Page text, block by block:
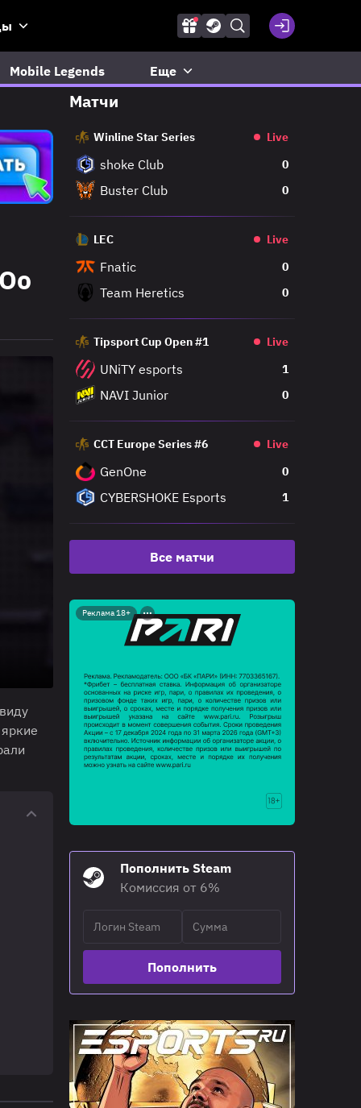
Mobile Legends Еще
Матчи
Winline Star Series Live
shoke Club 0
Buster Club 0
LEC Live
Fnatic 0
Team Heretics 0
Tipsport Cup Open #1 Live
UNiTY esports 1
NAVI Junior 0
CCT Europe Series #6 Live
GenOne 0
CYBERSHOKE Esports 1
Все матчи
Реклама 18+
Пополнить Steam
Комиссия от 6%
Пополнить